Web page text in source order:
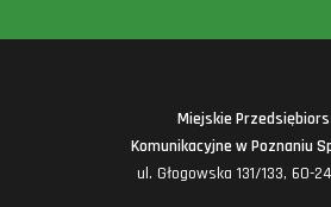
Miejskie
Komunikacyjne w Poznaniu
ul. Głogowska 131/133, 60-